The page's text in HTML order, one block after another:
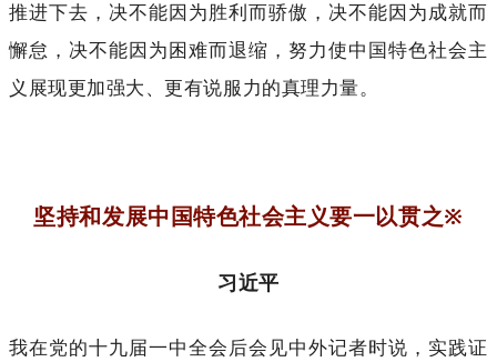
推进下去，决不能因为胜利而骄傲，决不能因为成就而
懈怠，决不能因为困难而退缩，努力使中国特色社会主
义展现更加强大、更有说服力的真理力量。
坚持和发展中国特色社会主义要一以贯之※
习近平
我在党的十九届一中全会后会见中外记者时说，实践证